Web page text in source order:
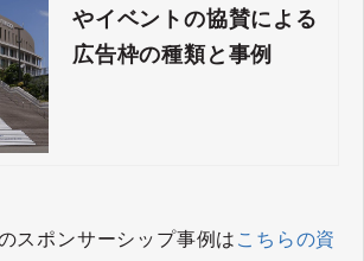
やイベントの協賛による
広告枠の種類と事例
スポンサーシップ事例は こちらの資